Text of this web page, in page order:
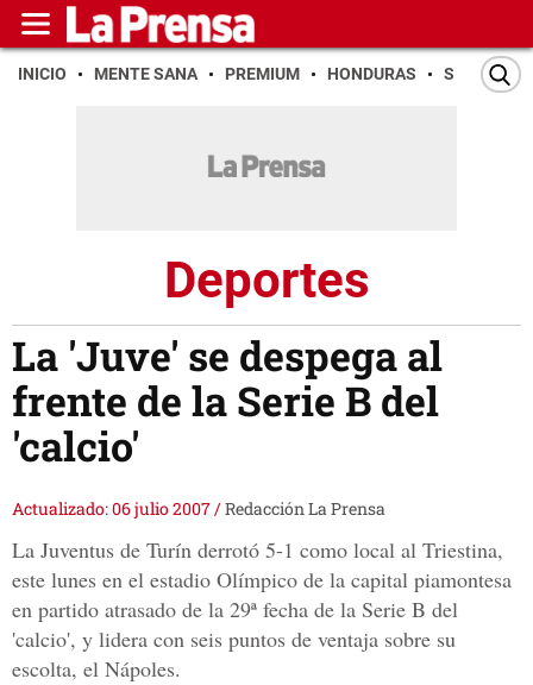
INICIO MENTE SANA PREMIUM HONDURAS SAN PEDRO
Deportes
La 'Juve' se despega al
frente de la Serie B del
'calcio'
Actualizado: 06 julio 2007/Redacción La Prensa
La Juventus de Turín derrotó 5-1 como local al Triestina,
este lunes en el estadio Olímpico de la capital piamontesa
en partido atrasado de la 29ª fecha de la Serie B del
'calcio', y lidera con seis puntos de ventaja sobre su
escolta, el Nápoles.